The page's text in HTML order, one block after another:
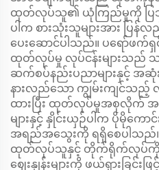
ထုတ်လုပ်သူ၏ ယုံကြည်မှုကို ပြသပြီ
ပါက စားသုံးသူများအား ပ
ပေးဆောင်ပါသည်။ ပရော်ဖက်ရှ
ထုတ်လုပ်မှု လုပ်ငန်းများသည် သ
ဆက်စပ်နည်းပညာများနှင့် အဆုံ
နားလည်သော ကျွမ်းကျင်သည့်
ထားပြီး ထုတ်လုပ်မှုအစုလိုက်
များနှင့် နှိုင်းယှဉ်ပါက ပိုမိုကေ
အရည်အသွေးကို ရရှိစေပါသည်။
ထုတ်လုပ်သူနှင့် တိုက်ရိုက်လုပ်
ဈေးနှုန်းများကို ဖယ်ရှားခြင်းဖ